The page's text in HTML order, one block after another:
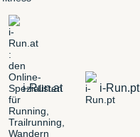
i-Run.at i-Run.pt